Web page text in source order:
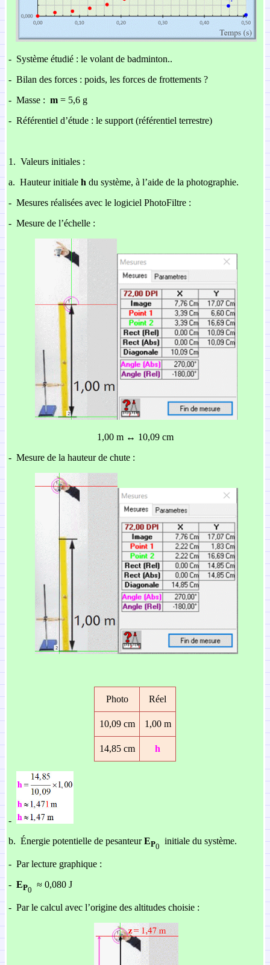
- Système étudié : le volant de badminton..
- Bilan des forces : poids, les forces de frottements ?
- Masse : m = 5,6 g
- Référentiel d’étude : le support (référentiel terrestre)
1. Valeurs initiales :
a. Hauteur initiale h du système, à l’aide de la photographie.
- Mesures réalisées avec le logiciel PhotoFiltre :
- Mesure de l’échelle :
1,00 m ↔ 10,09 cm
- Mesure de la hauteur de chute :
Photo Réel
10,09 cm 1,00 m
14,85 cm h
-
b. Énergie potentielle de pesanteurEP0
initiale du système.
- Par lecture graphique :
- EP0
≈ 0,080 J
- Par le calcul avec l’origine des altitudes choisie :